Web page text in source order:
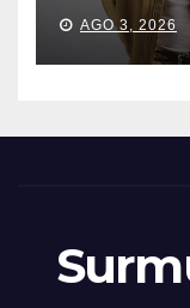
AGO 3, 2026